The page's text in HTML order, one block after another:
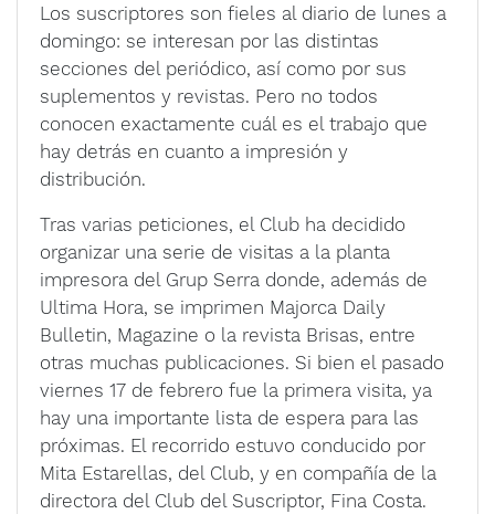
Los suscriptores son fieles al diario de lunes a
domingo: se interesan por las distintas
secciones del periódico, así como por sus
suplementos y revistas. Pero no todos
conocen exactamente cuál es el trabajo que
hay detrás en cuanto a impresión y
distribución.
Tras varias peticiones, el Club ha decidido
organizar una serie de visitas a la planta
impresora del Grup Serra donde, además de
Ultima Hora, se imprimen Majorca Daily
Bulletin, Magazine o la revista Brisas, entre
otras muchas publicaciones. Si bien el pasado
viernes 17 de febrero fue la primera visita, ya
hay una importante lista de espera para las
próximas. El recorrido estuvo conducido por
Mita Estarellas, del Club, y en compañía de la
directora del Club del Suscriptor, Fina Costa.